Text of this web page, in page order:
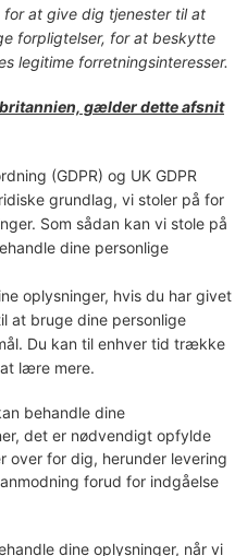
at give dig tjenester til at
forpligtelser, for at beskytte
legitime forretningsinteresser.
gælder dette afsnit
(GDPR) og UK GDPR
grundlag, vi stoler på for
Som sådan kan vi stole på
dine personlige
oplysninger, hvis du har givet
at bruge dine personlige
Du kan til enhver tid trække
at lære mere.
behandle dine
det er nødvendigtopfylde
over for dig, herunder levering
forud for indgåelse
dine oplysninger, når vi